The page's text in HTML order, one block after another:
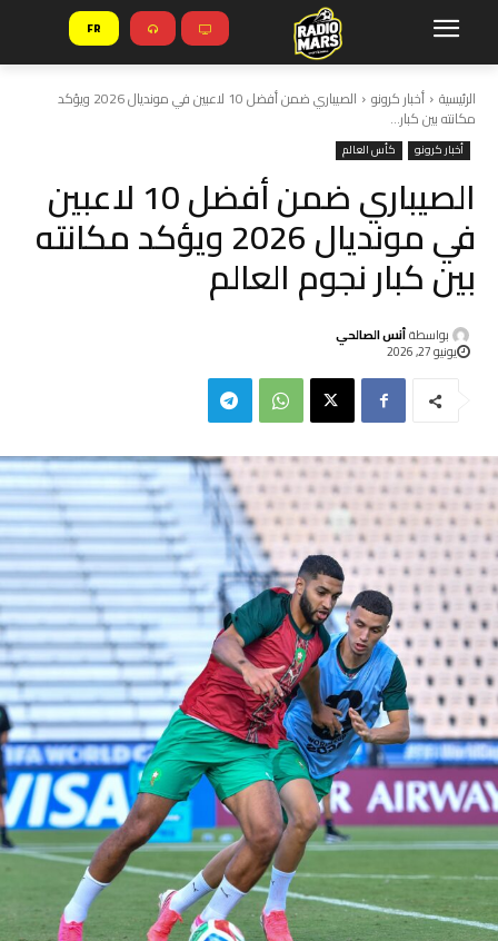
FR
الرئيسية أخبار كرونو الصيباري ضمن أفضل 10 لاعبين في مونديال 2026 ويؤكد
مكانته بين كبار...
أخبار كرونو كأس العالم
الصيباري ضمن أفضل 10 لاعبين
في مونديال 2026 ويؤكد مكانته
بين كبار نجوم العالم
بواسطةأنس الصالحي
يونيو 27, 2026